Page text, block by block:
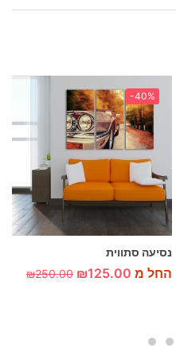
-40%
נסיעה סתווית
החל מ ₪125.00
₪250.00